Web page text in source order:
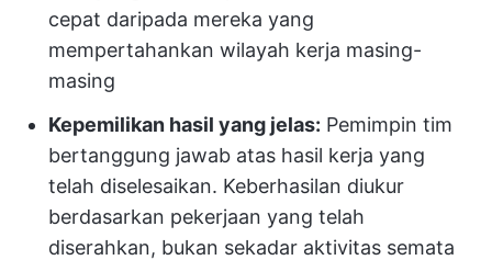
cepat daripada mereka yang
mempertahankan wilayah kerja masing-
masing
Kepemilikan hasil yang jelas: Pemimpin tim
bertanggung jawab atas hasil kerja yang
telah diselesaikan. Keberhasilan diukur
berdasarkan pekerjaan yang telah
diserahkan, bukan sekadar aktivitas semata